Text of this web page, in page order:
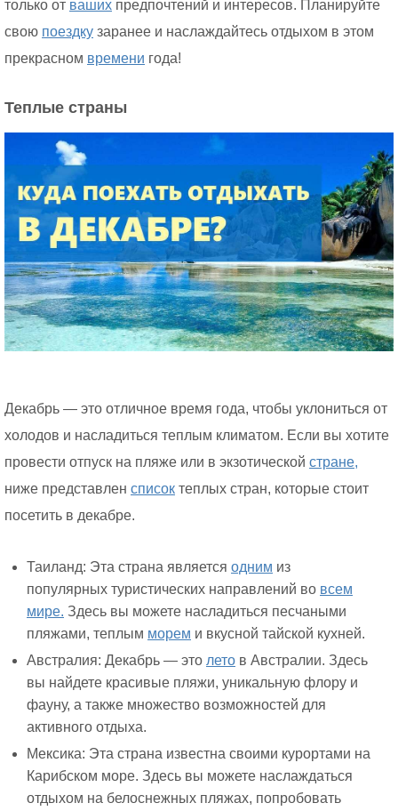
только от ваших предпочтений и интересов. Планируйте
свою поездку заранее и наслаждайтесь отдыхом в этом
прекрасном времени года!
Теплые страны
Декабрь — это отличное время года, чтобы уклониться от
холодов и насладиться теплым климатом. Если вы хотите
провести отпуск на пляже или в экзотической стране,
ниже представлен список теплых стран, которые стоит
посетить в декабре.
Таиланд: Эта страна является одним из
популярных туристических направлений во всем
мире. Здесь вы можете насладиться песчаными
пляжами, теплым морем и вкусной тайской кухней.
Австралия: Декабрь — это лето в Австралии. Здесь
вы найдете красивые пляжи, уникальную флору и
фауну, а также множество возможностей для
активного отдыха.
Мексика: Эта страна известна своими курортами на
Карибском море. Здесь вы можете наслаждаться
отдыхом на белоснежных пляжах, попробовать